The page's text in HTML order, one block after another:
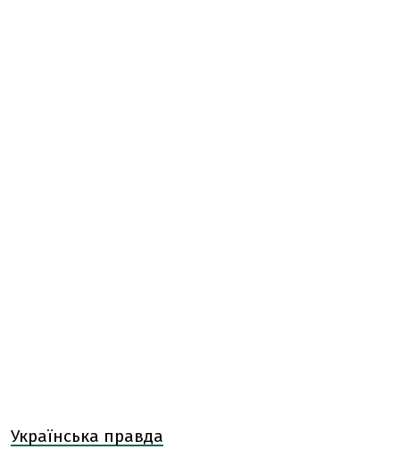
Українська правда